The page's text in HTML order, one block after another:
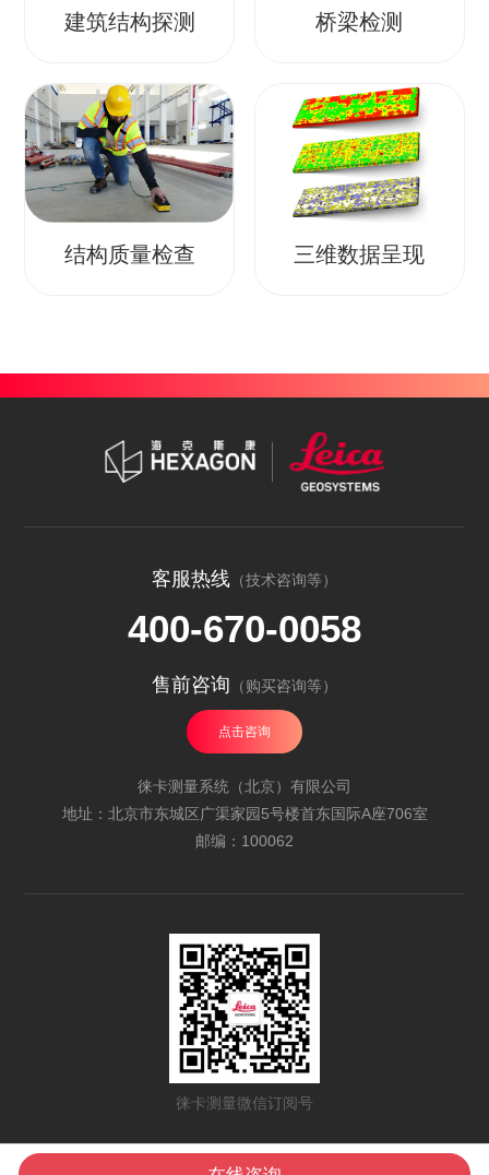
建筑结构探测 桥梁检测
结构质量检查 三维数据呈现
客服热线 （技术咨询等）
400-670-0058
售前咨询 （购买咨询等）
点击咨询
徕卡测量系统（北京）有限公司
地址：北京市东城区广渠家园5号楼首东国际A座706室
邮编：100062
徕卡测量微信订阅号
All Rights Reserved | 海克斯康中国 | 海克斯康集团